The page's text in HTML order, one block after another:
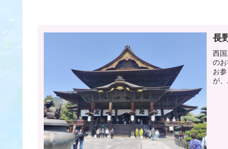
長
西
の
お
が